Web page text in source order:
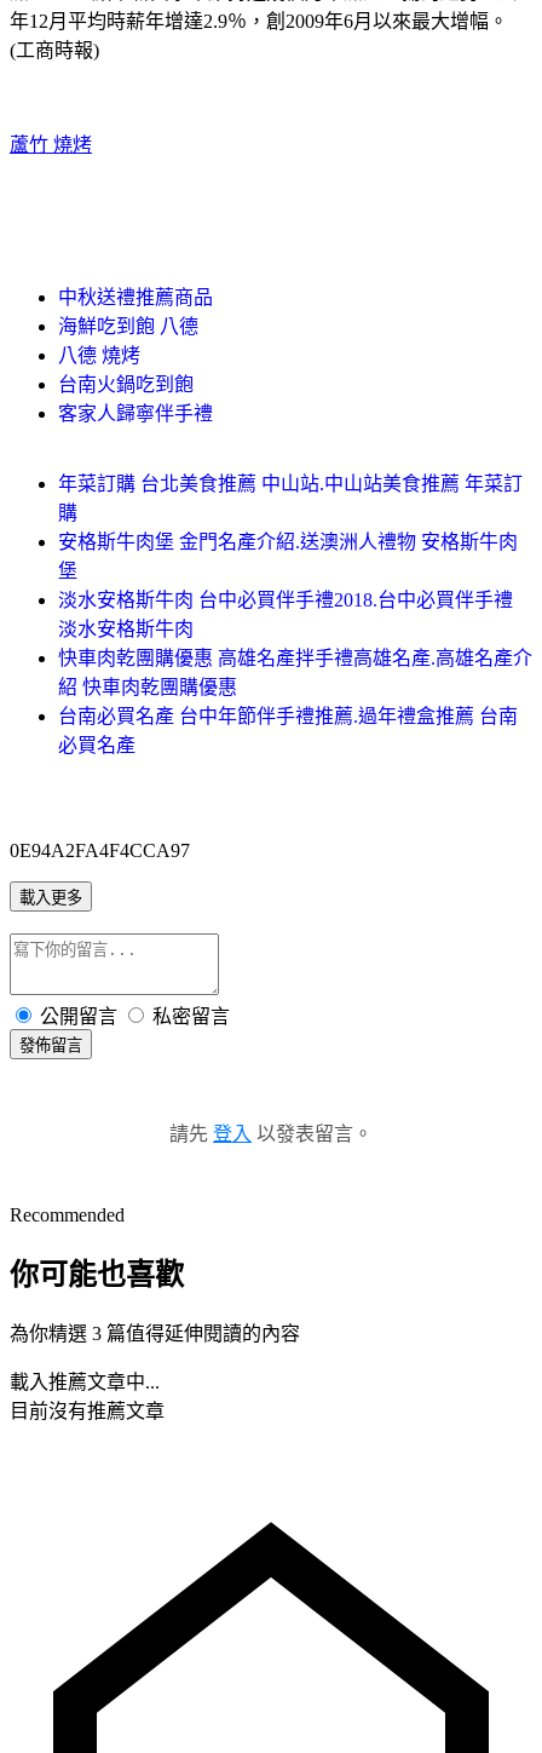
年12月平均時薪年增達2.9％，創2009年6月以來最大增幅。
(工商時報)
蘆竹 燒烤
中秋送禮推薦商品
海鮮吃到飽 八德
八德 燒烤
台南火鍋吃到飽
客家人歸寧伴手禮
年菜訂購 台北美食推薦 中山站.中山站美食推薦 年菜訂
購
安格斯牛肉堡 金門名產介紹.送澳洲人禮物 安格斯牛肉
堡
淡水安格斯牛肉 台中必買伴手禮2018.台中必買伴手禮
淡水安格斯牛肉
快車肉乾團購優惠 高雄名產拌手禮高雄名產.高雄名產介
紹 快車肉乾團購優惠
台南必買名產 台中年節伴手禮推薦.過年禮盒推薦 台南
必買名產
0E94A2FA4F4CCA97
載入更多
公開留言 私密留言
發佈留言
請先 登入 以發表留言。
Recommended
你可能也喜歡
為你精選 3 篇值得延伸閱讀的內容
載入推薦文章中...
目前沒有推薦文章